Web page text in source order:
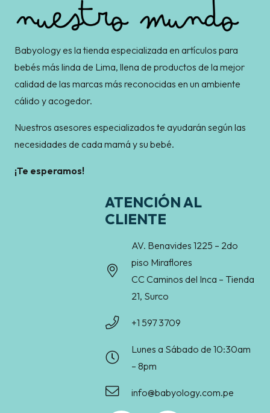
Babyology es la tienda especializada en artículos para
bebés más linda de Lima, llena de productos de la mejor
calidad de las marcas más reconocidas en un ambiente
cálido y acogedor.
Nuestros asesores especializados te ayudarán según las
necesidades de cada mamá y su bebé.
¡Te esperamos!
ATENCIÓN AL
CLIENTE
AV. Benavides 1225 – 2do
piso Miraflores
CC Caminos del Inca – Tienda
21, Surco
+1 597 3709
Lunes a Sábado de 10:30am
– 8pm
info@babyology.com.pe